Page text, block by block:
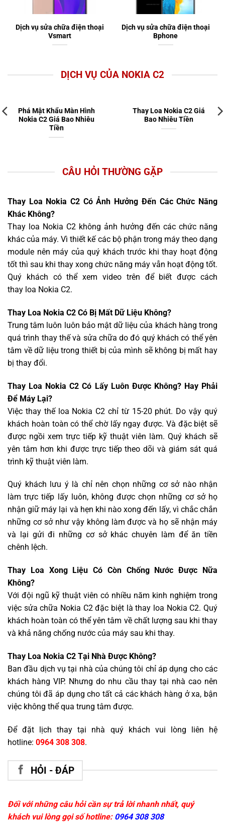
Dịch vụ sửa chữa điện thoại
Vsmart
Dịch vụ sửa chữa điện thoại
Bphone
DỊCH VỤ CỦA NOKIA C2
Phá Mật Khẩu Màn Hình
Nokia C2 Giá Bao Nhiêu
Tiền
Thay Loa Nokia C2 Giá
Bao Nhiêu Tiền
CÂU HỎI THƯỜNG GẶP
Thay Loa Nokia C2 Có Ảnh Hưởng Đến Các Chức Năng
Khác Không?
Thay loa Nokia C2 không ảnh hưởng đến các chức năng
khác của máy. Vì thiết kế các bộ phận trong máy theo dạng
module nên máy của quý khách trước khi thay hoạt động
tốt thì sau khi thay xong chức năng máy vẫn hoạt động tốt.
Quý khách có thể xem video trên để biết được cách
thay loa Nokia C2.
Thay Loa Nokia C2 Có Bị Mất Dữ Liệu Không?
Trung tâm luôn luôn bảo mật dữ liệu của khách hàng trong
quá trình thay thế và sửa chữa do đó quý khách có thể yên
tâm về dữ liệu trong thiết bị của mình sẽ không bị mất hay
bị thay đổi.
Thay Loa Nokia C2 Có Lấy Luôn Được Không? Hay Phải
Để Máy Lại?
Việc thay thế loa Nokia C2 chỉ từ 15-20 phút. Do vậy quý
khách hoàn toàn có thể chờ lấy ngay được. Và đặc biệt sẽ
được ngồi xem trực tiếp kỹ thuật viên làm. Quý khách sẽ
yên tâm hơn khi được trực tiếp theo dõi và giám sát quá
trình kỹ thuật viên làm.
Quý khách lưu ý là chỉ nên chọn những cơ sở nào nhận
làm trực tiếp lấy luôn, không được chọn những cơ sở họ
nhận giữ máy lại và hẹn khi nào xong đến lấy, vì chắc chắn
những cơ sở như vậy không làm được và họ sẽ nhận máy
và lại gửi đi những cơ sở khác chuyên làm để ăn tiền
chênh lệch.
Thay Loa Xong Liệu Có Còn Chống Nước Được Nữa
Không?
Với đội ngũ kỹ thuật viên có nhiều năm kinh nghiệm trong
việc sửa chữa Nokia C2 đặc biệt là thay loa Nokia C2. Quý
khách hoàn toàn có thể yên tâm về chất lượng sau khi thay
và khả năng chống nước của máy sau khi thay.
Thay Loa Nokia C2 Tại Nhà Được Không?
Ban đầu dịch vụ tại nhà của chúng tôi chỉ áp dụng cho các
khách hàng VIP. Nhưng do nhu cầu thay tại nhà cao nên
chúng tôi đã áp dụng cho tất cả các khách hàng ở xa, bận
việc không thể qua trung tâm được.
Để đặt lịch thay tại nhà quý khách vui lòng liên hệ
hotline: 0964 308 308.
HỎI - ĐÁP
Đối với những câu hỏi cần sự trả lời nhanh nhất, quý
khách vui lòng gọi số hotline: 0964 308 308